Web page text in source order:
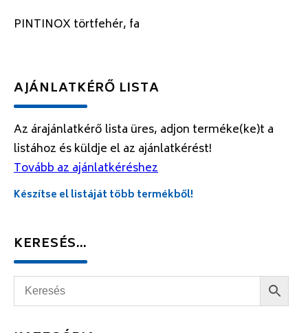
PINTINOX törtfehér, fa
AJÁNLATKÉRŐ LISTA
Az árajánlatkérő lista üres, adjon terméke(ke)t a
listához és küldje el az ajánlatkérést!
Tovább az ajánlatkéréshez
Készítse el listáját több termékből!
KERESÉS…